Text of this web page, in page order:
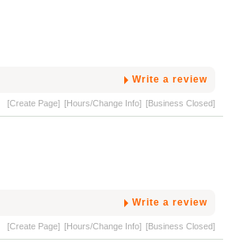
Write a review
[Create Page] [Hours/Change Info] [Business Closed]
Write a review
[Create Page] [Hours/Change Info] [Business Closed]